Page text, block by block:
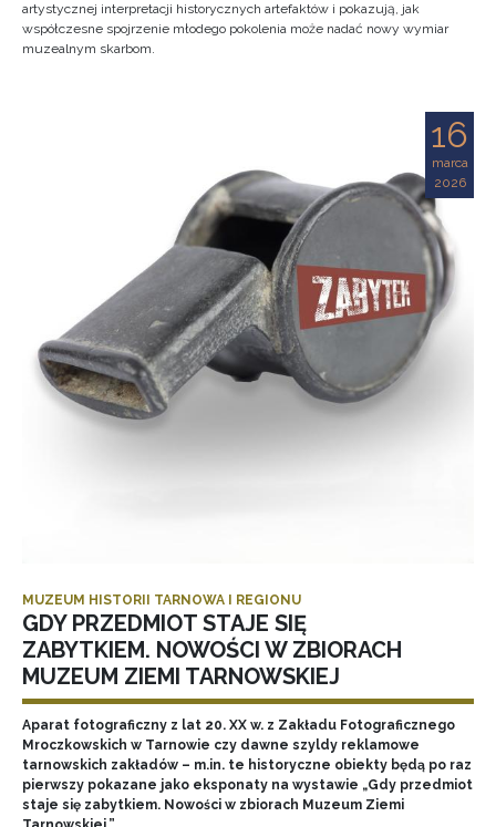
artystycznej interpretacji historycznych artefaktów i pokazują, jak
współczesne spojrzenie młodego pokolenia może nadać nowy wymiar
muzealnym skarbom.
16
marca
2026
MUZEUM HISTORII TARNOWA I REGIONU
GDY PRZEDMIOT STAJE SIĘ
ZABYTKIEM. NOWOŚCI W ZBIORACH
MUZEUM ZIEMI TARNOWSKIEJ
Aparat fotograficzny z lat 20. XX w. z Zakładu Fotograficznego
Mroczkowskich w Tarnowie czy dawne szyldy reklamowe
tarnowskich zakładów – m.in. te historyczne obiekty będą po raz
pierwszy pokazane jako eksponaty na wystawie „Gdy przedmiot
staje się zabytkiem. Nowości w zbiorach Muzeum Ziemi